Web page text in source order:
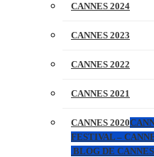
CANNES 2024
CANNES 2023
CANNES 2022
CANNES 2021
CANNES 2020
FESTIVAL –
BLOG DE